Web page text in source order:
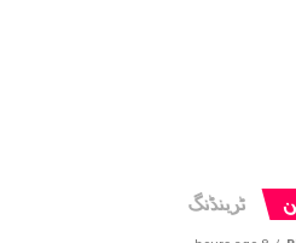
ٹرینڈنگ